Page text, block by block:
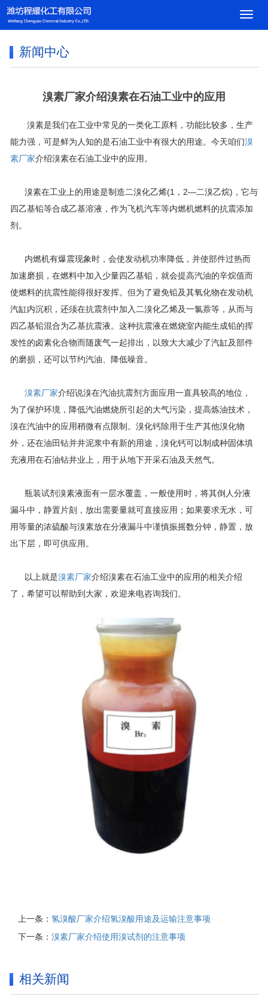
导
新闻中心
溴素厂家介绍溴素在石油工业中的应用
溴素是我们在工业中常见的一类化工原料，功能比较多，生产
能力强，可是鲜为人知的是石油工业中有很大的用途。今天咱们溴
素厂家介绍溴素在石油工业中的应用。
溴素在工业上的用途是制造二溴化乙烯(1，2—二溴乙烷)，它与
四乙基铅等合成乙基溶液，作为飞机汽车等内燃机燃料的抗震添加
剂。
内燃机有爆震现象时，会使发动机功率降低，并使部件过热而
加速磨损，在燃料中加入少量四乙基铅，就会提高汽油的辛烷值而
使燃料的抗震性能得很好发挥。但为了避免铅及其氧化物在发动机
汽缸内沉积，还须在抗震剂中加入二溴化乙烯及一氯萘等，从而与
四乙基铅混合为乙基抗震液。这种抗震液在燃烧室内能生成铅的挥
发性的卤素化合物而随废气一起排出，以致大大减少了汽缸及部件
的磨损，还可以节约汽油、降低噪音。
溴素厂家介绍说溴在汽油抗震剂方面应用一直具较高的地位，
为了保护环境，降低汽油燃烧所引起的大气污染，提高炼油技术，
溴在汽油中的应用稍微有点限制。溴化钙除用于生产其他溴化物
外，还在油田钻并井泥浆中有新的用途，溴化钙可以制成种固体填
充液用在石油钻井业上，用于从地下开采石油及天然气。
瓶装试剂溴素液面有一层水覆盖，一般使用时，将其倒人分液
漏斗中，静置片刻，放出需要量就可直接应用；如果要求无水，可
用等量的浓硫酸与溴素放在分液漏斗中谨慎振摇数分钟，静置，放
出下层，即可供应用。
以上就是溴素厂家介绍溴素在石油工业中的应用的相关介绍
了，希望可以帮助到大家，欢迎来电咨询我们。
上一条： 氢溴酸厂家介绍氢溴酸用途及运输注意事项
下一条： 溴素厂家介绍使用溴试剂的注意事项
相关新闻